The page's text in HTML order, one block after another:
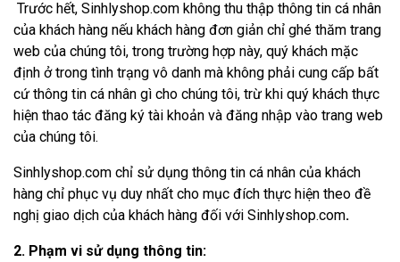
Trước hết, Sinhlyshop.com không thu thập thông tin cá nhân
của khách hàng nếu khách hàng đơn giản chỉ ghé thăm trang
web của chúng tôi, trong trường hợp này, quý khách mặc
định ở trong tình trạng vô danh mà không phải cung cấp bất
cứ thông tin cá nhân gì cho chúng tôi, trừ khi quý khách thực
hiện thao tác đăng ký tài khoản và đăng nhập vào trang web
của chúng tôi.
Sinhlyshop.com chỉ sử dụng thông tin cá nhân của khách
hàng chỉ phục vụ duy nhất cho mục đích thực hiện theo đề
nghị giao dịch của khách hàng đối với Sinhlyshop.com.
2. Phạm vi sử dụng thông tin: